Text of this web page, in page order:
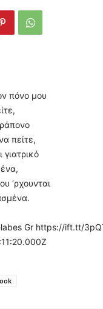
πόνο μου
πείτε,
‘ρχουνται
Gr https://ift.tt/